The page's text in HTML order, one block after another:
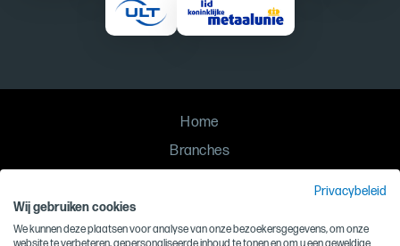
Home
Branches
Privacy
Privacybeleid
Wij gebruiken cookies
We kunnen deze plaatsen voor analyse van onze bezoekersgegevens, om onze